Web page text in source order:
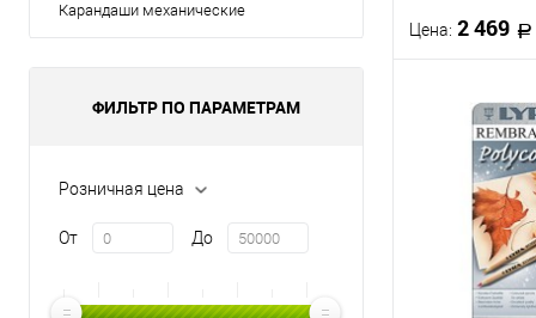
Карандаши механические
ФИЛЬТР ПО ПАРАМЕТРАМ
Розничная цена
От До
DESIGN, 12шт.
Цена: 2 469
В
Купить в 1
В избранное